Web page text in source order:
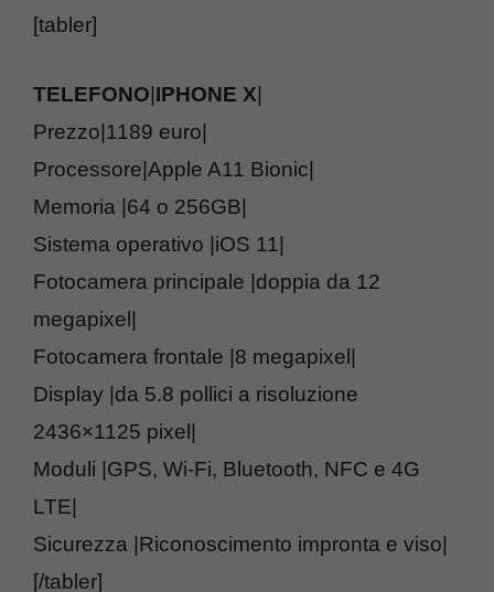
[tabler]
TELEFONO IPHONE X
Prezzo|1189 euro|
Processore|Apple A11 Bionic|
Memoria |64 o 256GB|
Sistema operativo |iOS 11|
Fotocamera principale |doppia da 12
megapixel|
Fotocamera frontale |8 megapixel|
Display |da 5.8 pollici a risoluzione
2436×1125 pixel|
Moduli |GPS, Wi-Fi, Bluetooth, NFC e 4G
LTE|
Sicurezza |Riconoscimento impronta e viso|
[/tabler]